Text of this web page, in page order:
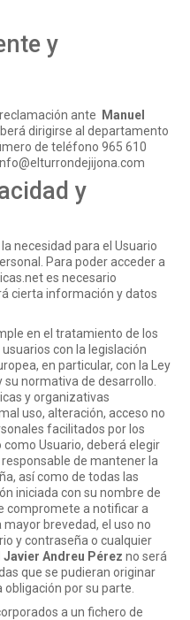
y
ante
Manuel
dirigirse al departamento
de teléfono 965 610
y
necesidad para el Usuario
Para poder acceder a
es necesario
cierta información y datos
en el tratamiento de los
con la legislación
en particular, con la Ley
normativa de desarrollo.
y organizativas
uso, alteración, acceso no
facilitados por los
Usuario, deberá elegir
de mantener la
así como de todas las
iniciada con su nombre de
compromete a notificar a
mayor brevedad, el uso no
y contraseña o cualquier
Javier Andreu Pérez no será
que se pudieran originar
por su parte.
a un fichero de